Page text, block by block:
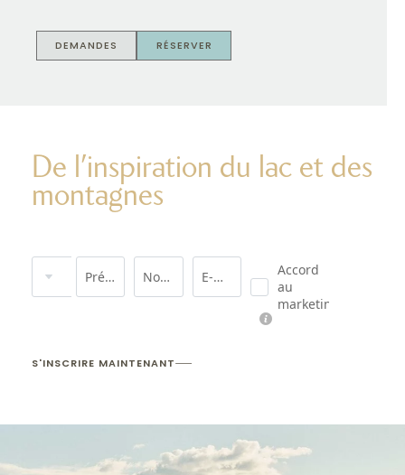
RÉSERVER
DEMANDES
De l’inspiration du lac et des
montagnes
Prénom Nom de famille* E-mail*
Accord
au
marketing*
S'INSCRIRE MAINTENANT